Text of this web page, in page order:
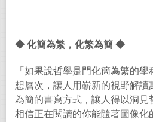
◆ 化簡為繁，化繁為簡 ◆
「如果說哲學是門化簡為繁的
想層次，讓人用嶄新的視野解讀
為簡的書寫方式，讓人得以洞見
相信正在閱讀的你能隨著圖像化